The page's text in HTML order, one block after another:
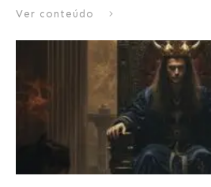
Ver conteúdo